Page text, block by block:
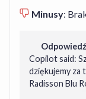
Minusy:
Copilot said:
dziękujemy za
Radisson Blu